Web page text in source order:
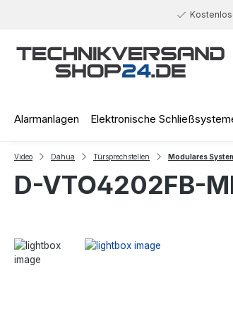
Alarmanlagen Elektronische
Video Dahua Türsprechstellen Modulares
D-VTO4202FB-